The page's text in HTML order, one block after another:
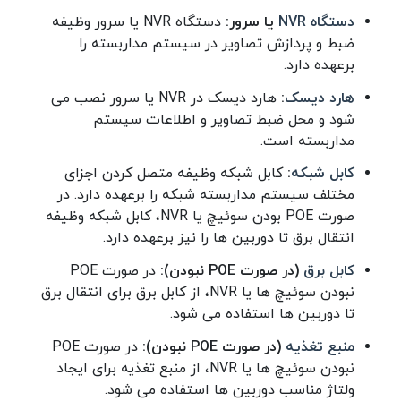
دستگاه NVR
یا سرور:
دستگاه NVR یا سرور وظیفه
ضبط و پردازش تصاویر در سیستم مداربسته را
برعهده دارد.
هارد دیسک:
هارد دیسک در NVR یا سرور نصب می
شود و محل ضبط تصاویر و اطلاعات سیستم
مداربسته است.
کابل شبکه: کابل شبکه وظیفه متصل کردن اجزای
مختلف سیستم مداربسته شبکه را برعهده دارد. در
صورت POE بودن سوئیچ یا NVR، کابل شبکه وظیفه
انتقال برق تا دوربین ها را نیز برعهده دارد.
کابل برق (در صورت POE نبودن):
در صورت POE
نبودن سوئیچ ها یا NVR، از کابل برق برای انتقال برق
تا دوربین ها استفاده می شود.
منبع تغذیه (در صورت POE نبودن):
در صورت POE
نبودن سوئیچ ها یا NVR، از منبع تغذیه برای ایجاد
ولتاژ مناسب دوربین ها استفاده می شود.